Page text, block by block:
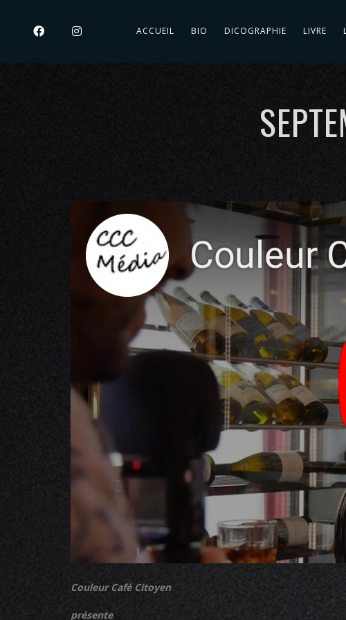
ACCUEIL BIO DICOGRAPHIE LIVRE
Couleur Café Citoyen
présente